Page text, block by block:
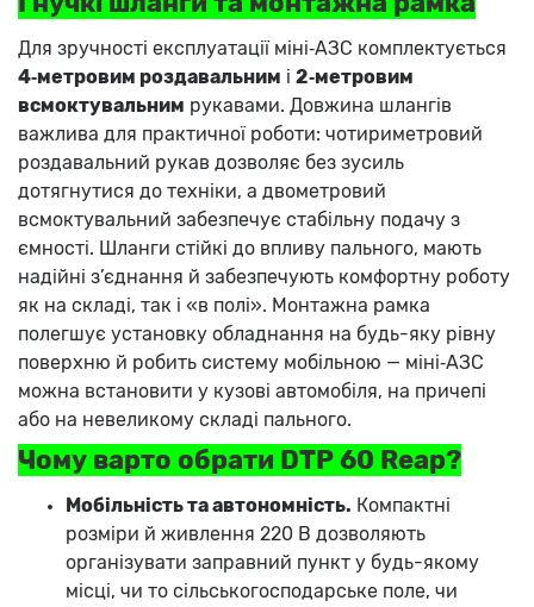
Для зручності експлуатації міні‑АЗС комплектується
4‑метровим роздавальним і 2‑метровим
всмоктувальним рукавами. Довжина шлангів
важлива для практичної роботи: чотириметровий
роздавальний рукав дозволяє без зусиль
дотягнутися до техніки, а двометровий
всмоктувальний забезпечує стабільну подачу з
ємності. Шланги стійкі до впливу пального, мають
надійні з’єднання й забезпечують комфортну роботу
як на складі, так і «в полі». Монтажна рамка
полегшує установку обладнання на будь-яку рівну
поверхню й робить систему мобільною — міні‑АЗС
можна встановити у кузові автомобіля, на причепі
або на невеликому складі пального.
Чому варто обрати DTP 60 Reap?
Мобільність та автономність. Компактні
розміри й живлення 220 В дозволяють
організувати заправний пункт у будь-якому
місці, чи то сільськогосподарське поле, чи